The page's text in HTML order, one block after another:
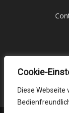
Cookie-
Diese Webseite